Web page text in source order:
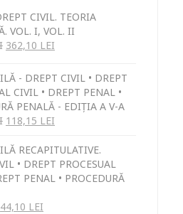
CIVIL. TEORIA
VOL. I, VOL. II
362,10 LEI
- DREPT CIVIL • DREPT
CIVIL • DREPT PENAL •
PENALĂ - EDIȚIA A V-A
118,15 LEI
RECAPITULATIVE.
• DREPT PROCESUAL
PENAL • PROCEDURĂ
44,10 LEI